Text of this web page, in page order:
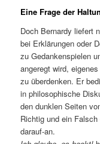
Eine Frage der
Doch Bernardy liefert
bei Erklärungen oder
zu Gedankenspielen
angeregt wird,
zu überdenken. Er
in philosophische
den dunklen Seiten
Richtig und ein
darauf-an.